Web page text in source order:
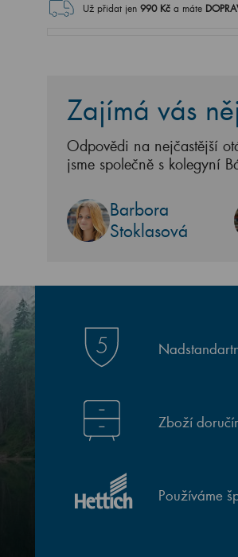
Už přidat jen 990Kč a máte
Zajímá vás
Odpovědi na nejčastější
jsme společně s kolegyní
Barbora
Stoklasová
Zboží
Používáme